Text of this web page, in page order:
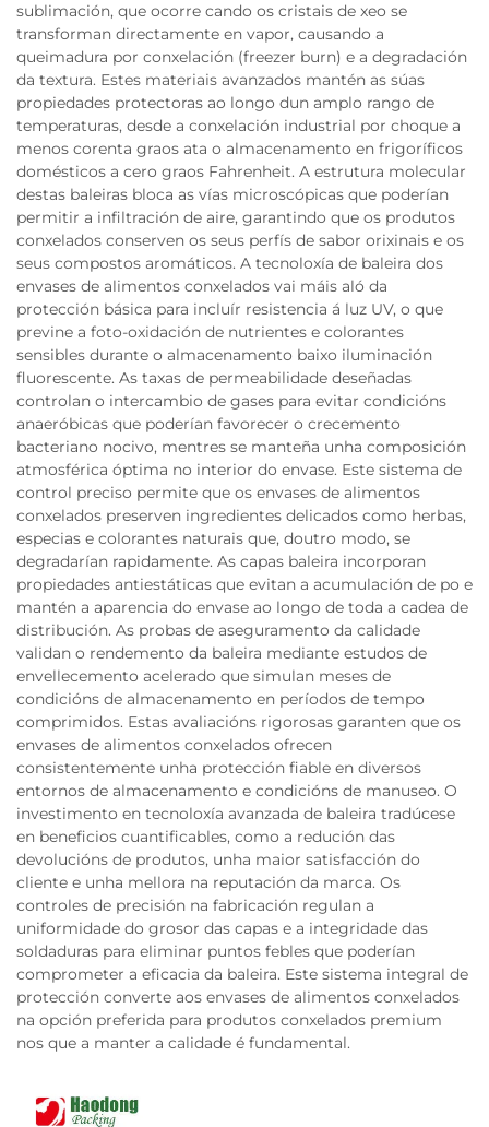
sublimación, que ocorre cando os cristais de xeo se
transforman directamente en vapor, causando a
queimadura por conxelación (freezer burn) e a degradación
da textura. Estes materiais avanzados mantén as súas
propiedades protectoras ao longo dun amplo rango de
temperaturas, desde a conxelación industrial por choque a
menos corenta graos ata o almacenamento en frigoríficos
domésticos a cero graos Fahrenheit. A estrutura molecular
destas baleiras bloca as vías microscópicas que poderían
permitir a infiltración de aire, garantindo que os produtos
conxelados conserven os seus perfís de sabor orixinais e os
seus compostos aromáticos. A tecnoloxía de baleira dos
envases de alimentos conxelados vai máis aló da
protección básica para incluír resistencia á luz UV, o que
previne a foto-oxidación de nutrientes e colorantes
sensibles durante o almacenamento baixo iluminación
fluorescente. As taxas de permeabilidade deseñadas
controlan o intercambio de gases para evitar condicións
anaeróbicas que poderían favorecer o crecemento
bacteriano nocivo, mentres se manteña unha composición
atmosférica óptima no interior do envase. Este sistema de
control preciso permite que os envases de alimentos
conxelados preserven ingredientes delicados como herbas,
especias e colorantes naturais que, doutro modo, se
degradarían rapidamente. As capas baleira incorporan
propiedades antiestáticas que evitan a acumulación de po e
mantén a aparencia do envase ao longo de toda a cadea de
distribución. As probas de aseguramento da calidade
validan o rendemento da baleira mediante estudos de
envellecemento acelerado que simulan meses de
condicións de almacenamento en períodos de tempo
comprimidos. Estas avaliacións rigorosas garanten que os
envases de alimentos conxelados ofrecen
consistentemente unha protección fiable en diversos
entornos de almacenamento e condicións de manuseo. O
investimento en tecnoloxía avanzada de baleira tradúcese
en beneficios cuantificables, como a redución das
devolucións de produtos, unha maior satisfacción do
cliente e unha mellora na reputación da marca. Os
controles de precisión na fabricación regulan a
uniformidade do grosor das capas e a integridade das
soldaduras para eliminar puntos febles que poderían
comprometer a eficacia da baleira. Este sistema integral de
protección converte aos envases de alimentos conxelados
na opción preferida para produtos conxelados premium
nos que a manter a calidade é fundamental.